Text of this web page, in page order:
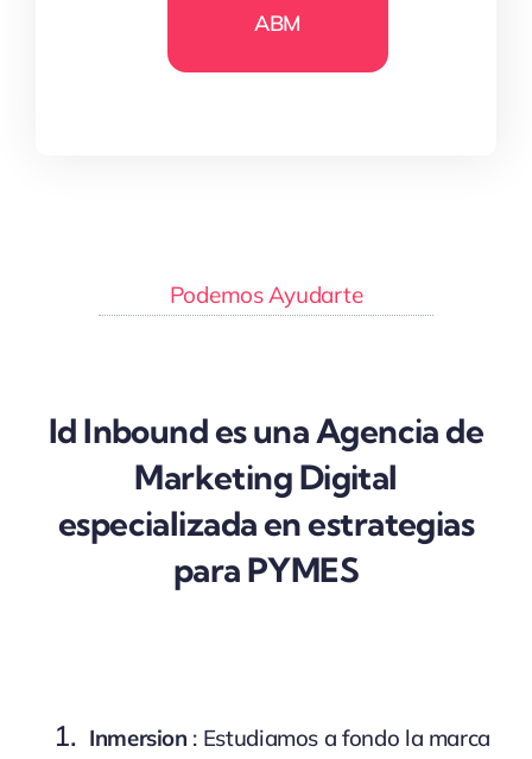
ABM
Podemos Ayudarte
Id Inbound es una Agencia de
Marketing Digital
especializada en estrategias
para PYMES
Inmersion : Estudiamos a fondo la marca